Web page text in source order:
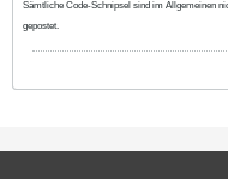
Sämtliche Code-Schnipsel sind im Allgemeinen
gepostet.